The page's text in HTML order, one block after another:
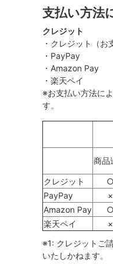
支払い方法
クレジット
・クレジット（お
・PayPay
・Amazon Pay
・楽天ペイ
※お支払い方法に
す。
商品
クレジット ○
PayPay
×
Amazon Pay
○
楽天ペイ
×
※1: クレジットご
いたしかねます。